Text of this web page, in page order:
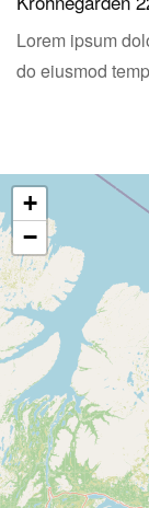
Lorem ipsum
do eiusmod
+
−